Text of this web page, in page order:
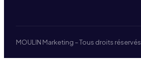
MOULIN Marketing – Tous droits réservés